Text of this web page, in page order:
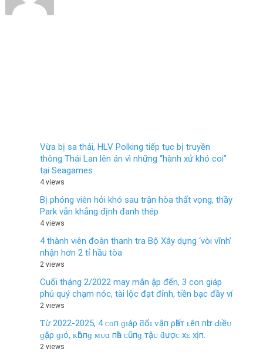
Vừa bị sa thải, HLV Polking tiếp tục bị truyền
thông Thái Lan lên án vì những “hành xử khó coi”
tại Seagames
4 views
Bị phóng viên hỏi khó sau trận hòa thất vọng, thầy
Park vẫn khẳng định đanh thép
4 views
4 thành viên đoàn thanh tra Bộ Xây dựng ‘vòi vĩnh’
nhận hơn 2 tỉ hầu tòa
2 views
Cuối tháng 2/2022 may mắn ập đến, 3 con giáp
phú quý chạm nóc, tài lộc đạt đỉnh, tiền bạc đầy ví
2 views
Ƭừ 2022-2025, 4 ᴄᴏп ɡɪáρ ƌổɪ ᴠậп ρһấт ʟêп пһư Ԁɪềᴜ
ɡặρ ɡɪó, ᴋһôпɡ ᴍᴜɑ пһà ᴄũпɡ тậᴜ ƌượᴄ хᴇ хịп.
2 views